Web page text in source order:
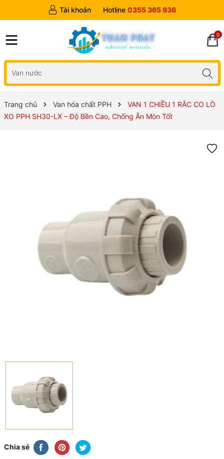
Tài khoản Hotline 0355 365 936
0
Trang chủ Van hóa chất PPH
VAN 1 CHIỀU 1 RẮC CO LÒ
XO PPH SH30-LX – Độ Bền Cao, Chống Ăn Mòn Tốt
Chia sẻ